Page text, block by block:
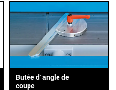
Butée d´angle de
coupe